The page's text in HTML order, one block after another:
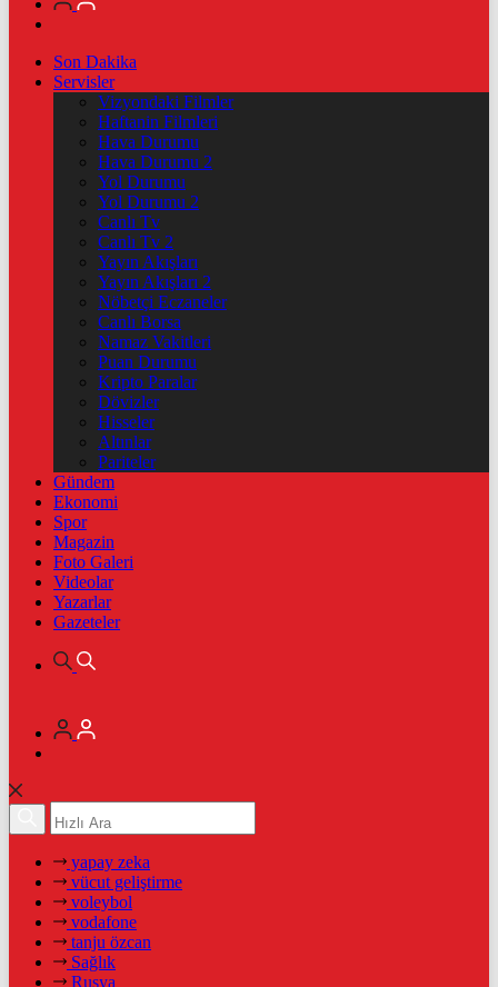
Son Dakika
Servisler
Vizyondaki Filmler
Haftanin Filmleri
Hava Durumu
Hava Durumu 2
Yol Durumu
Yol Durumu 2
Canlı Tv
Canlı Tv 2
Yayın Akışları
Yayın Akışları 2
Nöbetçi Eczaneler
Canlı Borsa
Namaz Vakitleri
Puan Durumu
Kripto Paralar
Dövizler
Hisseler
Altınlar
Pariteler
Gündem
Ekonomi
Spor
Magazin
Foto Galeri
Videolar
Yazarlar
Gazeteler
yapay zeka
vücut geliştirme
voleybol
vodafone
tanju özcan
Sağlık
Rusya